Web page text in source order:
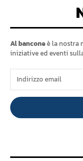
Al banconeè la nostra
iniziative ed eventi